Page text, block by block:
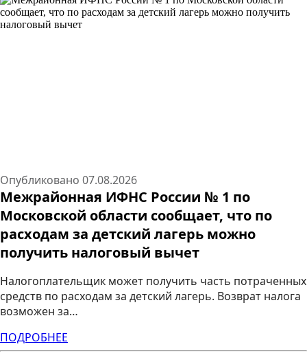
ПОДРОБНЕЕ
Previous Next
Опубликовано 07.08.2026
Межрайонная ИФНС России № 1 по
Московской области сообщает, что по
расходам за детский лагерь можно
получить налоговый вычет
Налогоплательщик может получить часть потраченных
средств по расходам за детский лагерь. Возврат налога
возможен за…
ПОДРОБНЕЕ